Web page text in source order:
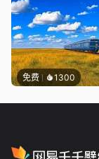
免费 1300